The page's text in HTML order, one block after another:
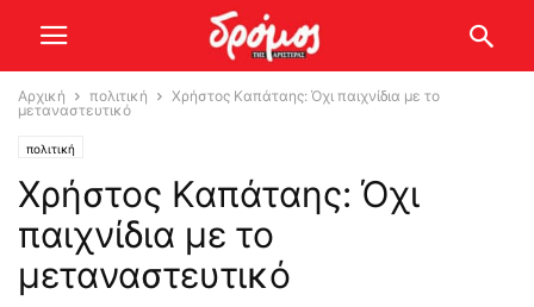
Αρχική πολιτική
Χρήστος Καπάταης: Όχι παιχνίδια με το
μεταναστευτικό
πολιτική
Χρήστος Καπάταης: Όχι
παιχνίδια με το
μεταναστευτικό